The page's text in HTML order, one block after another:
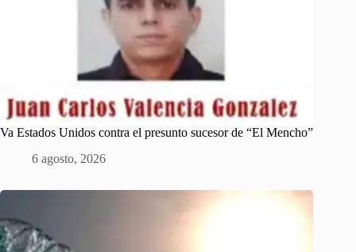
Va Estados Unidos contra el presunto sucesor de “El Mencho”
6 agosto, 2026